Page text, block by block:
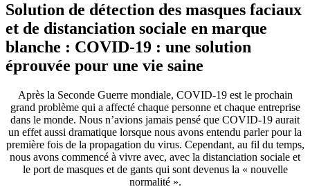
Solution de détection des masques faciaux
et de distanciation sociale en marque
blanche : COVID-19 : une solution
éprouvée pour une vie saine
Après la Seconde Guerre mondiale, COVID-19 est le prochain
grand problème qui a affecté chaque personne et chaque entreprise
dans le monde. Nous n’avions jamais pensé que COVID-19 aurait
un effet aussi dramatique lorsque nous avons entendu parler pour la
première fois de la propagation du virus. Cependant, au fil du temps,
nous avons commencé à vivre avec, avec la distanciation sociale et
le port de masques et de gants qui sont devenus la « nouvelle
normalité ».